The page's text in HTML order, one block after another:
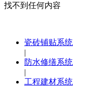
找不到任何内容
瓷砖铺贴系统
|
防水修缮系统
|
工程建材系统